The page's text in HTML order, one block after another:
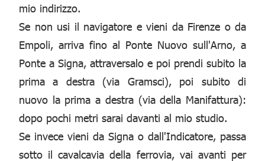
mio indirizzo.
Se non usi il navigatore e vieni da Firenze o da
Empoli, arriva fino al Ponte Nuovo sull'Arno, a
Ponte a Signa, attraversalo e poi prendi subito la
prima a destra (via Gramsci), poi subito di
nuovo la prima a destra (via della Manifattura):
dopo pochi metri sarai davanti al mio studio.
Se invece vieni da Signa o dall'Indicatore, passa
sotto il cavalcavia della ferrovia, vai avanti per